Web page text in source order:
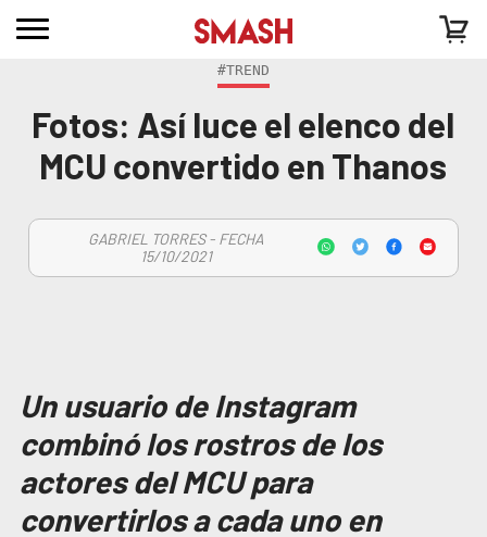
#TREND
Fotos: Así luce el elenco del
MCU convertido en Thanos
GABRIEL TORRES - FECHA
15/10/2021
Un usuario de Instagram
combinó los rostros de los
actores del MCU para
convertirlos a cada uno en